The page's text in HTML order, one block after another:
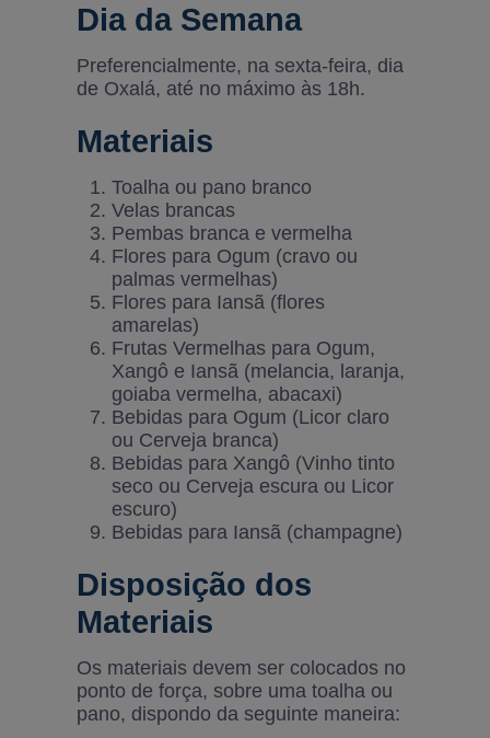
Dia da Semana
Preferencialmente, na sexta-feira, dia
de Oxalá, até no máximo às 18h.
Materiais
Toalha ou pano branco
Velas brancas
Pembas branca e vermelha
Flores para Ogum (cravo ou
palmas vermelhas)
Flores para Iansã (flores
amarelas)
Frutas Vermelhas para Ogum,
Xangô e Iansã (melancia, laranja,
goiaba vermelha, abacaxi)
Bebidas para Ogum (Licor claro
ou Cerveja branca)
Bebidas para Xangô (Vinho tinto
seco ou Cerveja escura ou Licor
escuro)
Bebidas para Iansã (champagne)
Disposição dos
Materiais
Os materiais devem ser colocados no
ponto de força, sobre uma toalha ou
pano, dispondo da seguinte maneira: